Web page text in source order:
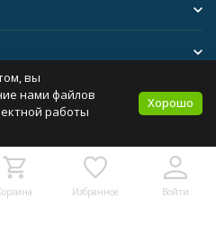
Избранное Войти
Карта сайта
вы
нами файлов
работы
Хорошо